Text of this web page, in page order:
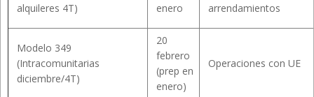
alquileres 4T)
enero
arrendamientos
Modelo 349
(Intracomunitarias
diciembre/4T)
20
febrero
(prep en
enero)
Operaciones con UE